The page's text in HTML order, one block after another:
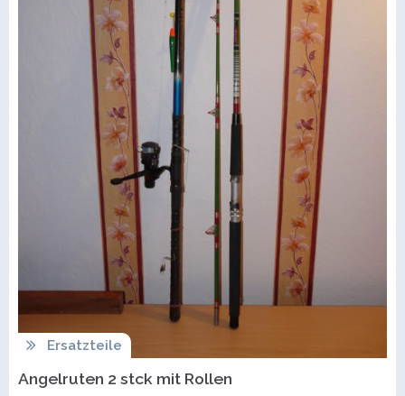
Ersatzteile
Angelruten 2 stck mit Rollen